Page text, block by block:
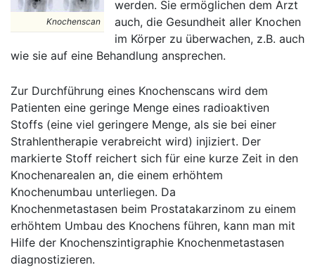
Knochenscan
werden. Sie ermöglichen dem Arzt
auch, die Gesundheit aller Knochen
im Körper zu überwachen, z.B. auch
wie sie auf eine Behandlung ansprechen.
Zur Durchführung eines Knochenscans wird dem
Patienten eine geringe Menge eines radioaktiven
Stoffs (eine viel geringere Menge, als sie bei einer
Strahlentherapie verabreicht wird) injiziert. Der
markierte Stoff reichert sich für eine kurze Zeit in den
Knochenarealen an, die einem erhöhtem
Knochenumbau unterliegen. Da
Knochenmetastasen beim Prostatakarzinom zu einem
erhöhtem Umbau des Knochens führen, kann man mit
Hilfe der Knochenszintigraphie Knochenmetastasen
diagnostizieren.